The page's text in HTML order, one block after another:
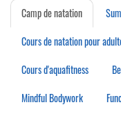
Camp de natation
Cours de natation pour
Cours d'aquafitness
Mindful Bodywork